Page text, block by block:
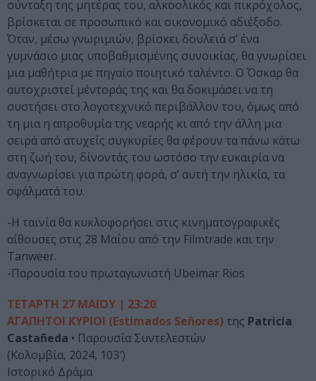
σύνταξη της μητέρας του, αλκοολικός και πικρόχολος,
βρίσκεται σε προσωπικό και οικονομικό αδιέξοδο.
Όταν, μέσω γνωριμιών, βρίσκει δουλειά σ’ ένα
γυμνάσιο μιας υποβαθμισμένης συνοικίας, θα γνωρίσει
μια μαθήτρια με πηγαίο ποιητικό ταλέντο. Ο Όσκαρ θα
αυτοχριστεί μέντοράς της και θα δοκιμάσει να τη
συστήσει στο λογοτεχνικό περιβάλλον του, όμως από
τη μια η απροθυμία της νεαρής κι από την άλλη μια
σειρά από ατυχείς συγκυρίες θα φέρουν τα πάνω κάτω
στη ζωή του, δίνοντάς του ωστόσο την ευκαιρία να
αναγνωρίσει για πρώτη φορά, σ’ αυτή την ηλικία, τα
σφάλματά του.
-Η ταινία θα κυκλοφορήσει στις κινηματογραφικές
αίθουσες στις 28 Μαΐου από την Filmtrade και την
Tanweer.
-Παρουσία του πρωταγωνιστή Ubeimar Rios
ΤΕΤΑΡΤΗ 27 ΜΑΪΟΥ | 23:20
ΑΓΑΠΗΤΟΙ ΚΥΡΙΟΙ (Estimados Señores) της Patricia
Castañeda • Παρουσία Συντελεστών
(Κολομβία, 2024, 103′)
Ιστορικό Δράμα